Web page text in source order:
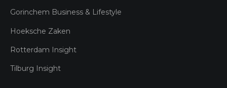
Gorinchem Business & Lifestyle
Hoeksche Zaken
Rotterdam Insight
Tilburg Insight